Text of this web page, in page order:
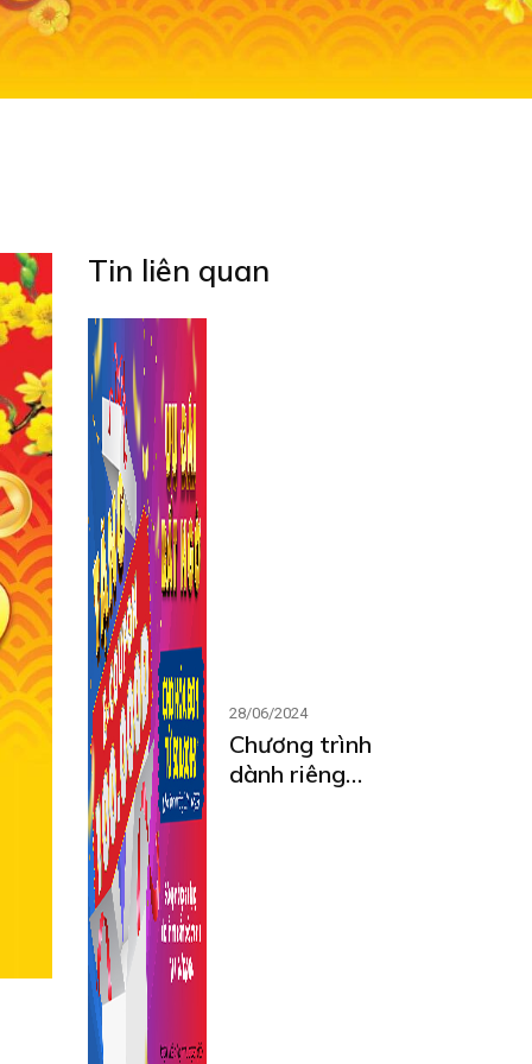
Tin liên quan
28/06/2024
Chương trình
dành riêng